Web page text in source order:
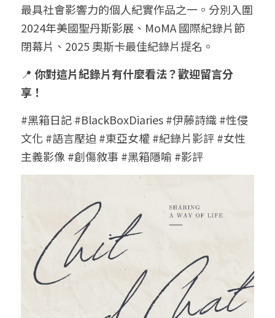
最具社會影響力的個人紀實作品之一。分別入圍
2024年美國聖丹斯影展、MoMA 國際紀錄片節
閉幕片、2025 奧斯卡最佳紀錄片提名。
📍 你對這片紀錄片有什麼看法？歡迎留言分
享！
#黑箱日記 #BlackBoxDiaries #伊藤詩織 #性侵
文化 #語言壓迫 #東亞女權 #紀錄片影評 #女性
主義影像 #創傷敘事 #黑箱隱喻 #影評